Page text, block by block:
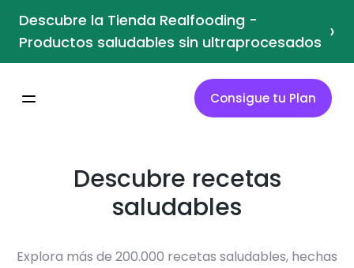
Descubre la Tienda Realfooding -
Productos saludables sin ultraprocesados ›
Consigue tu Plan
Descubre recetas
saludables
Explora más de 200.000 recetas saludables, hechas